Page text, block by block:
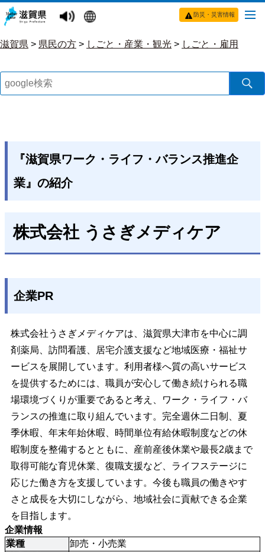
防災・災害情報
滋賀県 > 県民の方 > しごと・産業・観光 > しごと・雇用
『滋賀県ワーク・ライフ・バランス推進企
業』の紹介
株式会社 うさぎメディケア
企業PR
株式会社うさぎメディケアは、滋賀県大津市を中心に調
剤薬局、訪問看護、居宅介護支援など地域医療・福祉サ
ービスを展開しています。利用者様へ質の高いサービス
を提供するためには、職員が安心して働き続けられる職
場環境づくりが重要であると考え、ワーク・ライフ・バ
ランスの推進に取り組んでいます。完全週休二日制、夏
季休暇、年末年始休暇、時間単位有給休暇制度などの休
暇制度を整備するとともに、産前産後休業や最長2歳まで
取得可能な育児休業、復職支援など、ライフステージに
応じた働き方を支援しています。今後も職員の働きやす
さと成長を大切にしながら、地域社会に貢献できる企業
を目指します。
企業情報
業種
卸売・小売業